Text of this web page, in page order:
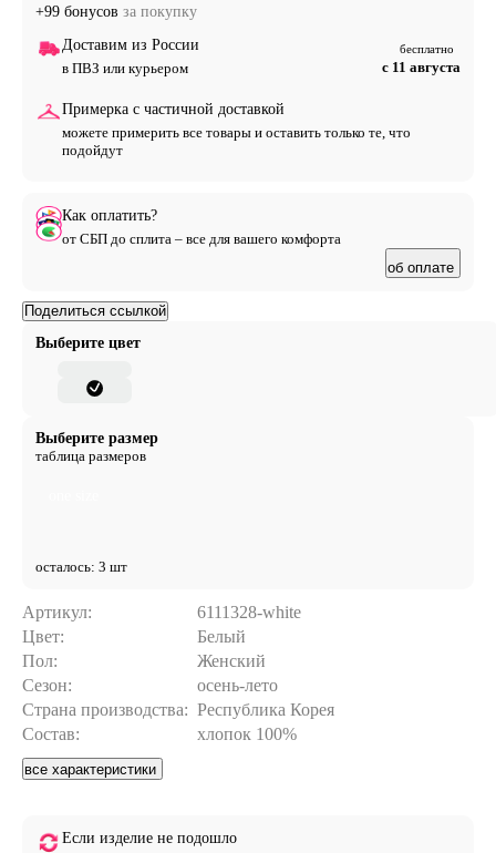
Выберите цвет
Выберите размер
таблица размеров
осталось: 3 шт
+99 бонусов за покупку
Доставим из России
в ПВЗ или курьером
бесплатно
с 11 августа
Примерка с частичной доставкой
можете примерить все товары и оставить только те, что
подойдут
Как оплатить?
от СБП до сплита – все для вашего комфорта
об оплате
Поделиться ссылкой
Артикул:
6111328-white
Цвет:
Белый
Пол:
Женский
Сезон:
осень-лето
Страна производства: Республика Корея
Состав:
хлопок 100%
все характеристики
Если изделие не подошло